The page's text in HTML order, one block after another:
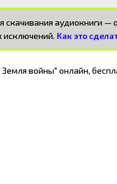
скачивания аудиокниги
исключений. Как это
войны" онлайн,